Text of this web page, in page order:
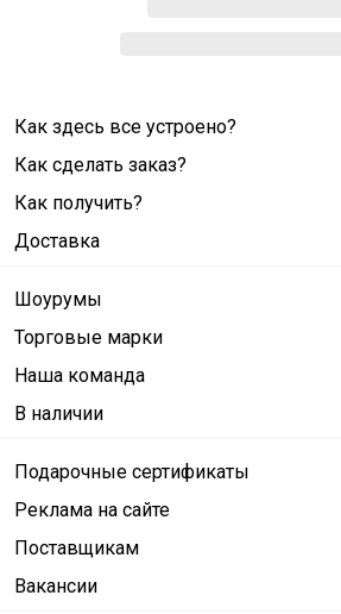
Как здесь все устроено?
Как сделать заказ?
Как получить?
Доставка
Шоурумы
Торговые марки
Наша команда
В наличии
Подарочные сертификаты
Реклама на сайте
Поставщикам
Вакансии